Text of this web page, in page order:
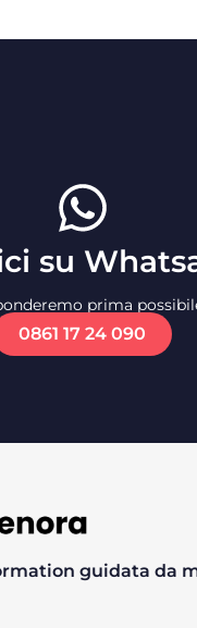
su
prima
0861 17 24 090
guidata da